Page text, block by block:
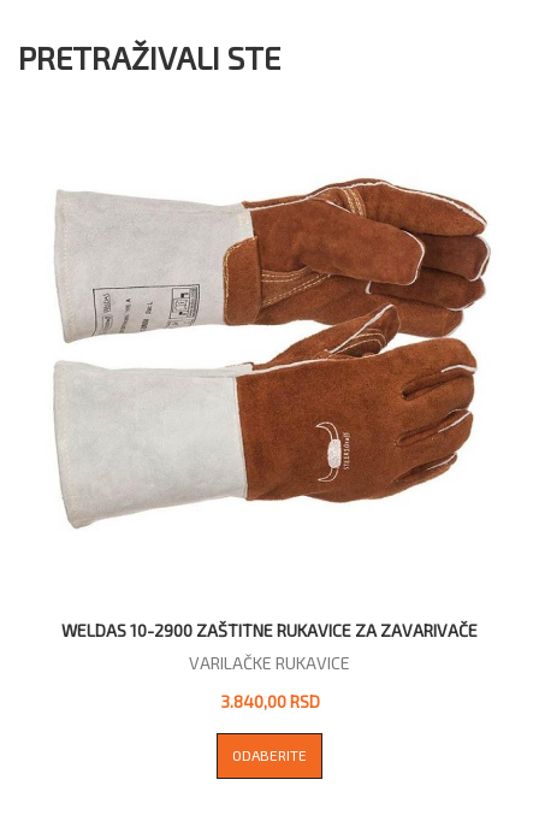
PRETRAŽIVALI STE
WELDAS 10-2900 ZAŠTITNE RUKAVICE ZA ZAVARIVAČE
VARILAČKE RUKAVICE
3.840,00 RSD
ODABERITE